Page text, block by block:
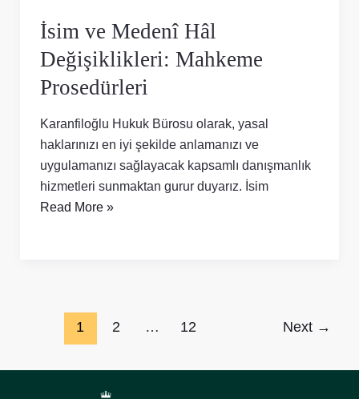
İsim ve Medenî Hâl
Değişiklikleri: Mahkeme
Prosedürleri
Karanfiloğlu Hukuk Bürosu olarak, yasal
haklarınızı en iyi şekilde anlamanızı ve
uygulamanızı sağlayacak kapsamlı danışmanlık
hizmetleri sunmaktan gurur duyarız. İsim
Read More »
1 2 … 12 Next →